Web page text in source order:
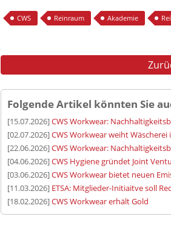
CWS Reinraum Akademie
Folgende Artikel könnten Sie
[15.07.2026]CWS Workwear:
[02.07.2026]CWS Workwear weiht Wäscherei
[22.06.2026]CWS Workwear:
[04.06.2026]CWS Hygiene gründet Joint
[03.06.2026]CWS Workwear bietet neuen
[11.03.2026] ETSA: Mitglieder-Initiaitve soll
[18.02.2026]CWS Workwear erhält Gold